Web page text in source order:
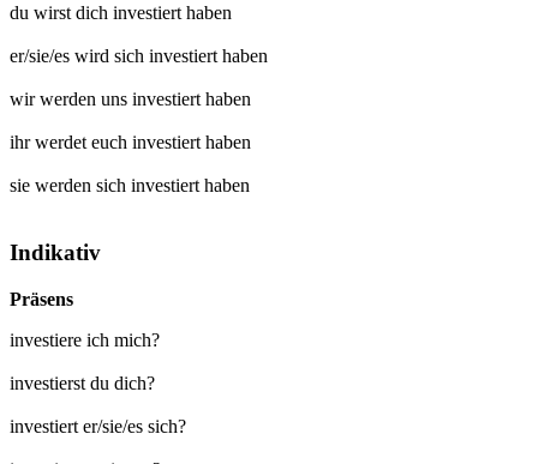
du wirst dich investiert haben
er/sie/es wird sich investiert haben
wir werden uns investiert haben
ihr werdet euch investiert haben
sie werden sich investiert haben
Indikativ
Präsens
investiere ich mich?
investierst du dich?
investiert er/sie/es sich?